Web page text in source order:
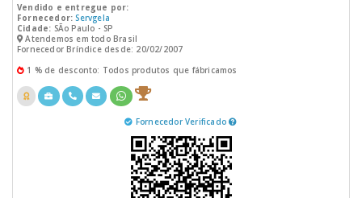
Vendido e entregue por:
Fornecedor: Servgela
Cidade: SÃo Paulo - SP
Atendemos em todo Brasil
Fornecedor Bríndice desde: 20/02/2007
1 % de desconto: Todos produtos que fábricamos
Fornecedor Verificado